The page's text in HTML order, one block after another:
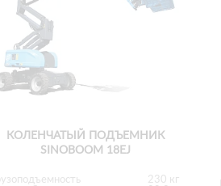
КОЛЕНЧАТЫЙ ПОДЪЕМНИК
SINOBOOM 18EJ
230 кг